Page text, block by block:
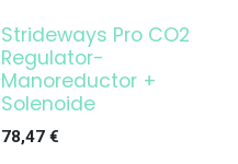
Strideways Pro CO2
Regulator-
Manoreductor +
Solenoide
78,47€